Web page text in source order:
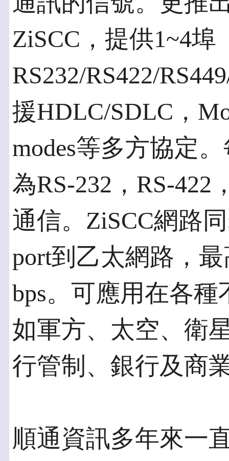
ZiSCC，提供1~4埠
RS232/RS422/
援HDLC/SDLC，
modes等多方協定
為RS-232，RS-422
通信。ZiSCC網路
port到乙太網路，
bps。可應用在各
如軍方、太空、衛
行管制、銀行及商
順通資訊多年來一